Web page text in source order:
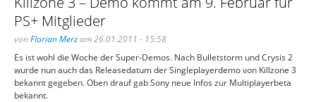
PS+ Mitglieder
von Florian Merzam 26.01.2011 - 15:58
Es ist wohl die Woche der Super-Demos. Nach Bulletstorm und Crysis 2
wurde nun auch das Releasedatum der Singleplayerdemo von Killzone 3
bekannt gegeben. Oben drauf gab Sony neue Infos zur Multiplayerbeta
bekannt.